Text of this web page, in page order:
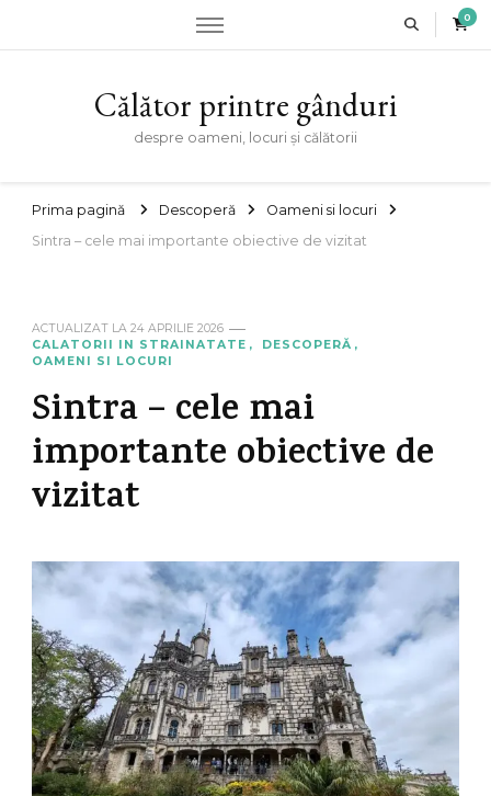
0
Călător printre gânduri
despre oameni, locuri și călătorii
Prima pagină Descoperă
Oameni si locuri
Sintra – cele mai importante obiective de vizitat
ACTUALIZAT LA 24 APRILIE 2026
CALATORII IN STRAINATATE
DESCOPERĂ
OAMENI SI LOCURI
Sintra – cele mai
importante obiective de
vizitat